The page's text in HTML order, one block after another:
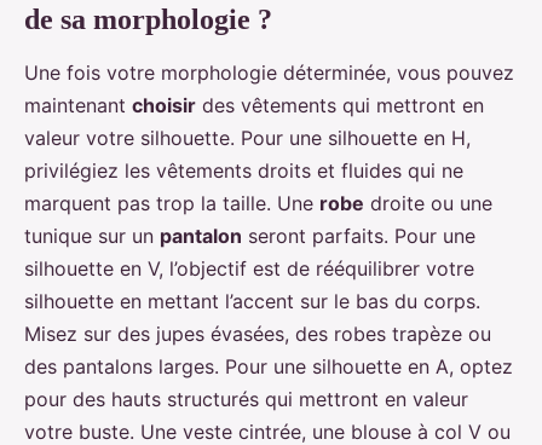
de sa morphologie ?
Une fois votre morphologie déterminée, vous pouvez
maintenant choisir des vêtements qui mettront en
valeur votre silhouette. Pour une silhouette en H,
privilégiez les vêtements droits et fluides qui ne
marquent pas trop la taille. Une robe droite ou une
tunique sur un pantalon seront parfaits. Pour une
silhouette en V, l’objectif est de rééquilibrer votre
silhouette en mettant l’accent sur le bas du corps.
Misez sur des jupes évasées, des robes trapèze ou
des pantalons larges. Pour une silhouette en A, optez
pour des hauts structurés qui mettront en valeur
votre buste. Une veste cintrée, une blouse à col V ou